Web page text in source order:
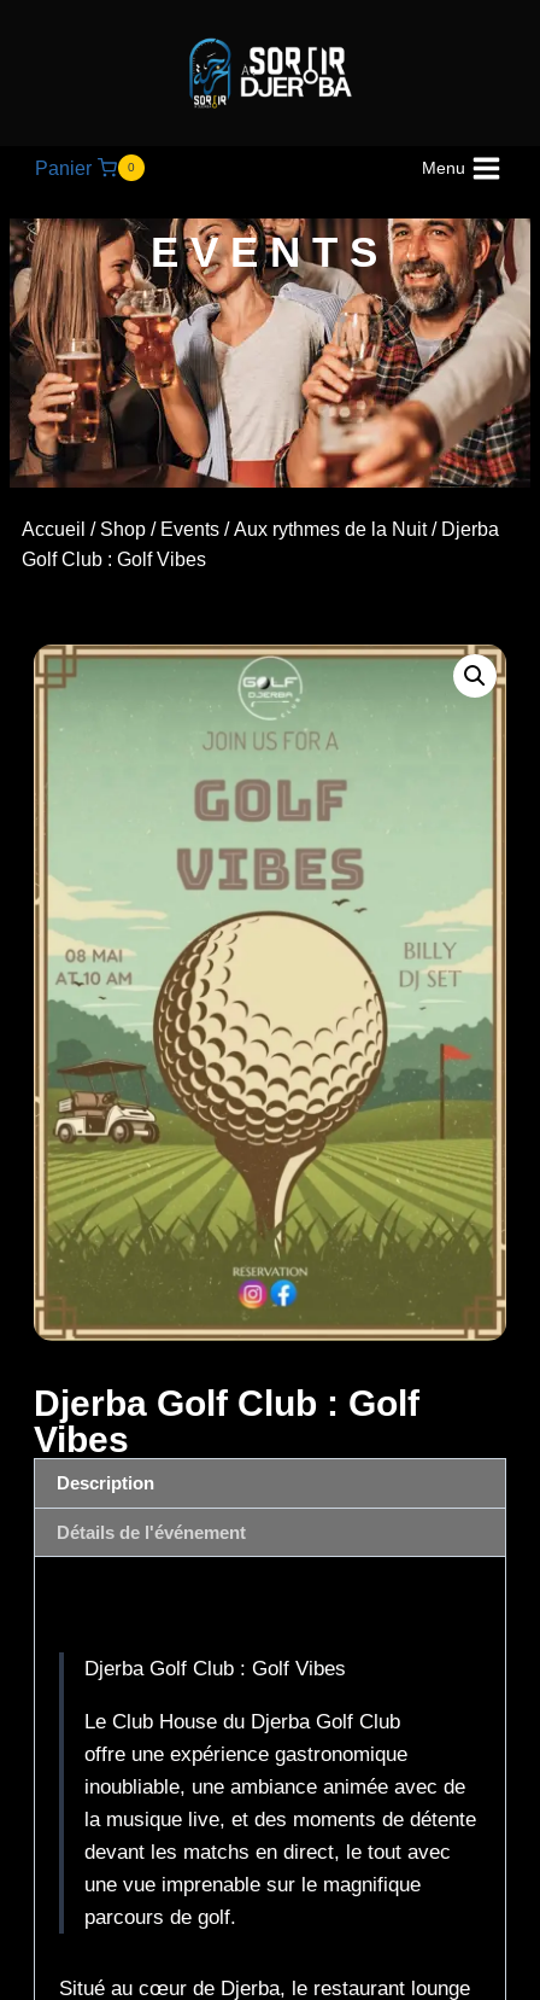
Panier 0 Menu
EVENTS
Accueil / Shop / Events /Aux rythmes de la Nuit/ Djerba
Golf Club : Golf Vibes
Djerba Golf Club : Golf
Vibes
Description
Détails de l'événement
Djerba Golf Club : Golf Vibes
Le Club House du Djerba Golf Club
offre une expérience gastronomique
inoubliable, une ambiance animée avec de
la musique live, et des moments de détente
devant les matchs en direct, le tout avec
une vue imprenable sur le magnifique
parcours de golf.
Situé au cœur de Djerba, le restaurant lounge